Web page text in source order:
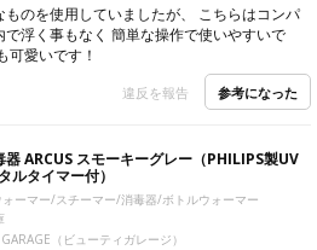
ものを使用していましたが、 こちらはコンパ
で浮く事もなく 簡単な操作で使いやすいで
可愛いです！
違反を報告 参考になった
ARCUS スモーキーグレー（PHILIPS製UV
ルタイマー付）
ォーマー/スチーマー/消毒器/ボトルウォーマー
GARAGE（ビューティガレージ）